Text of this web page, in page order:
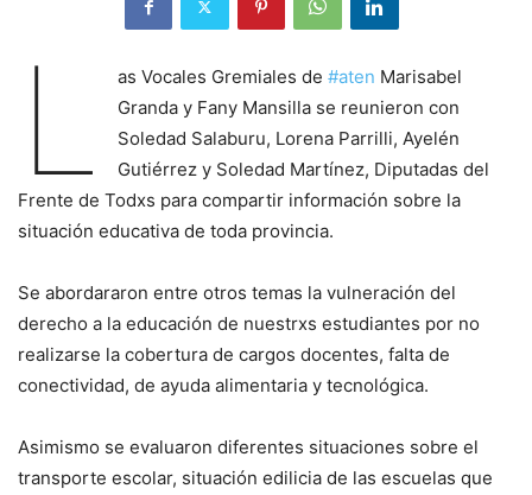
L as Vocales Gremiales de #aten Marisabel
Granda y Fany Mansilla se reunieron con
Soledad Salaburu, Lorena Parrilli, Ayelén
Gutiérrez y Soledad Martínez, Diputadas del
Frente de Todxs para compartir información sobre la
situación educativa de toda provincia.
Se abordararon entre otros temas la vulneración del
derecho a la educación de nuestrxs estudiantes por no
realizarse la cobertura de cargos docentes, falta de
conectividad, de ayuda alimentaria y tecnológica.
Asimismo se evaluaron diferentes situaciones sobre el
transporte escolar, situación edilicia de las escuelas que